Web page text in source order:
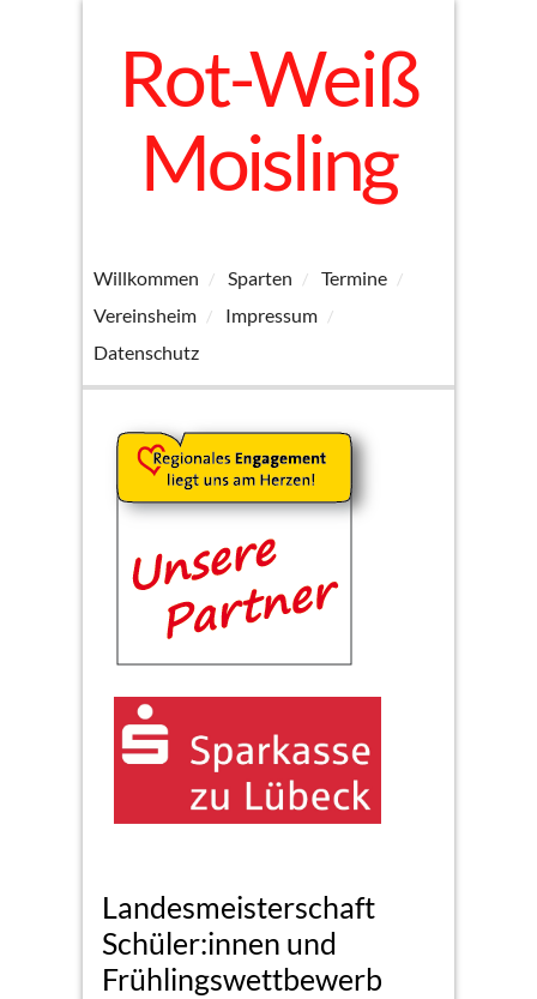
Rot-Weiß
Moisling
Willkommen Sparten
Termine
Vereinsheim
Impressum
Datenschutz
Landesmeisterschaft
Schüler:innen und
Frühlingswettbewerb